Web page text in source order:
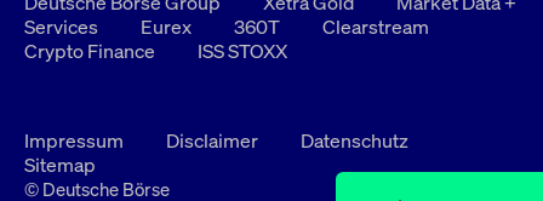
Services
Eurex 360T
Clearstream
Crypto Finance
ISS STOXX
Impressum Disclaimer
Datenschutz
Sitemap
© Deutsche Börse